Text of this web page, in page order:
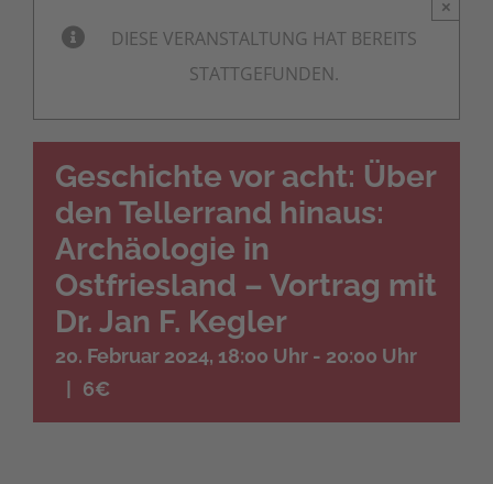
DIESE VERANSTALTUNG HAT BEREITS
STATTGEFUNDEN.
×
Geschichte vor acht: Über
den Tellerrand hinaus:
Archäologie in
Ostfriesland – Vortrag mit
Dr. Jan F. Kegler
20. Februar 2024, 18:00 Uhr - 20:00 Uhr
6€